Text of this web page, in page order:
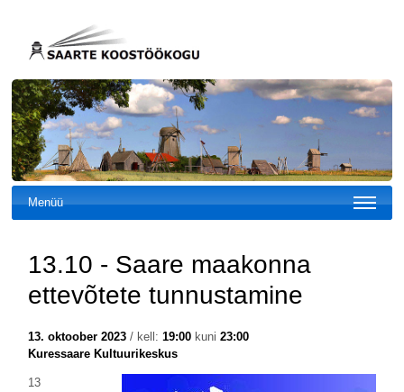
Menüü
13.10 - Saare maakonna
ettevõtete tunnustamine
13. oktoober 2023/ kell: 19:00kuni 23:00
Kuressaare Kultuurikeskus
13